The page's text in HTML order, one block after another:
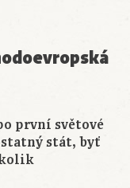
první světové
stát, byť